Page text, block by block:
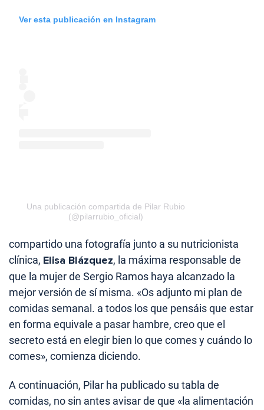
Ver esta publicación en Instagram
Una publicación compartida de Pilar Rubio
(@pilarrubio_oficial)
compartido una fotografía junto a su nutricionista
clínica, Elisa Blázquez, la máxima responsable de
que la mujer de Sergio Ramos haya alcanzado la
mejor versión de sí misma. «Os adjunto mi plan de
comidas semanal. a todos los que pensáis que estar
en forma equivale a pasar hambre, creo que el
secreto está en elegir bien lo que comes y cuándo lo
comes», comienza diciendo.
A continuación, Pilar ha publicado su tabla de
comidas, no sin antes avisar de que «la alimentación